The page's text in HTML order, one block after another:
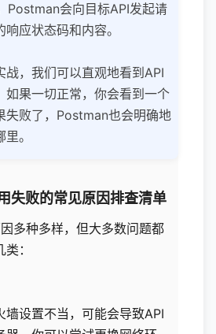
Postman会向目标API发起请
应状态码和内容。
战，我们可以直观地看到API
如果一切正常，你会看到一个
失败了，Postman也会明确地
。
失败的常见原因排查清单
多种多样，但大多数问题都
：
墙设置不当，可能会导致API